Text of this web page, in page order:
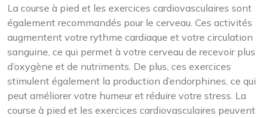
La course à pied et les exercices cardiovasculaires sont
également recommandés pour le cerveau. Ces activités
augmentent votre rythme cardiaque et votre circulation
sanguine, ce qui permet à votre cerveau de recevoir plus
d’oxygène et de nutriments. De plus, ces exercices
stimulent également la production d’endorphines, ce qui
peut améliorer votre humeur et réduire votre stress. La
course à pied et les exercices cardiovasculaires peuvent